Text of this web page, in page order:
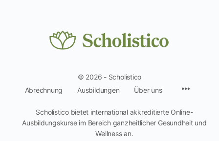
© 2026 - Scholistico
Abrechnung
Ausbildungen Über uns
Scholistico bietet international akkreditierte Online-
Ausbildungskurse im Bereich ganzheitlicher Gesundheit und
Wellness an.